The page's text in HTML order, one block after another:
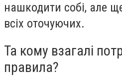
нашкодити собі, але
всіх оточуючих.
Та кому взагалі
правила?